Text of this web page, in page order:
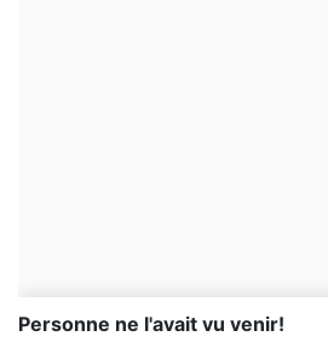
Personne ne l'avait vu venir!